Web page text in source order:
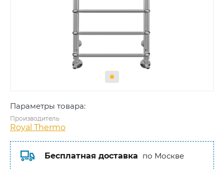
Параметры товара:
Производитель
Royal Thermo
Бесплатная доставка по Москве